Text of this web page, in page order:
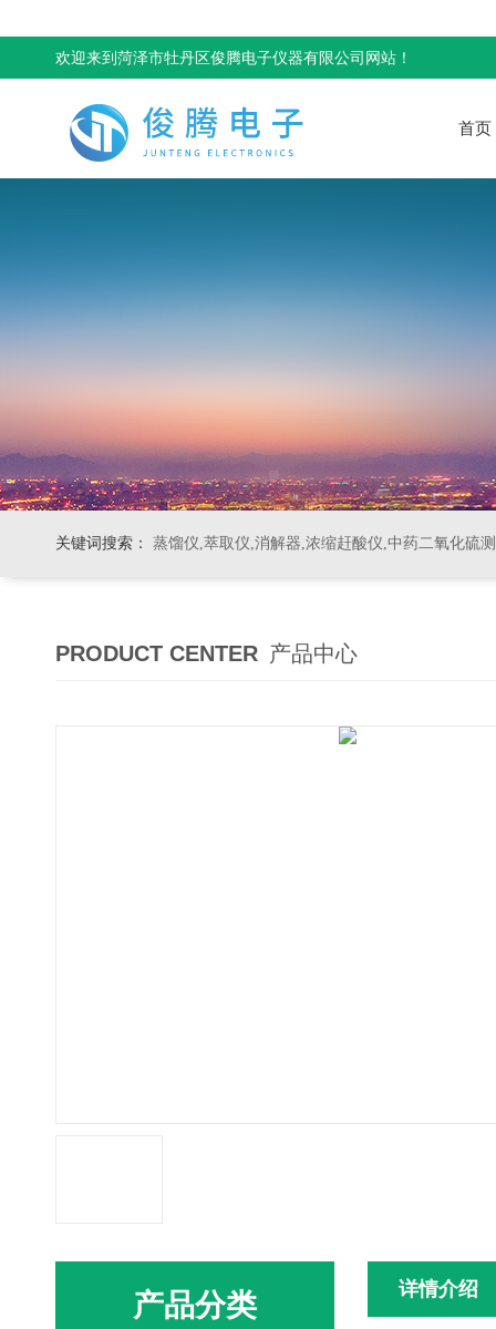
欢迎来到菏泽市牡丹区俊腾电子仪器有限公司网站！
首页
关键词搜索： 蒸馏仪,萃取仪,消解器,浓缩赶酸仪,中药二氧化硫
PRODUCT CENTER 产品中心
详情介绍
产品分类